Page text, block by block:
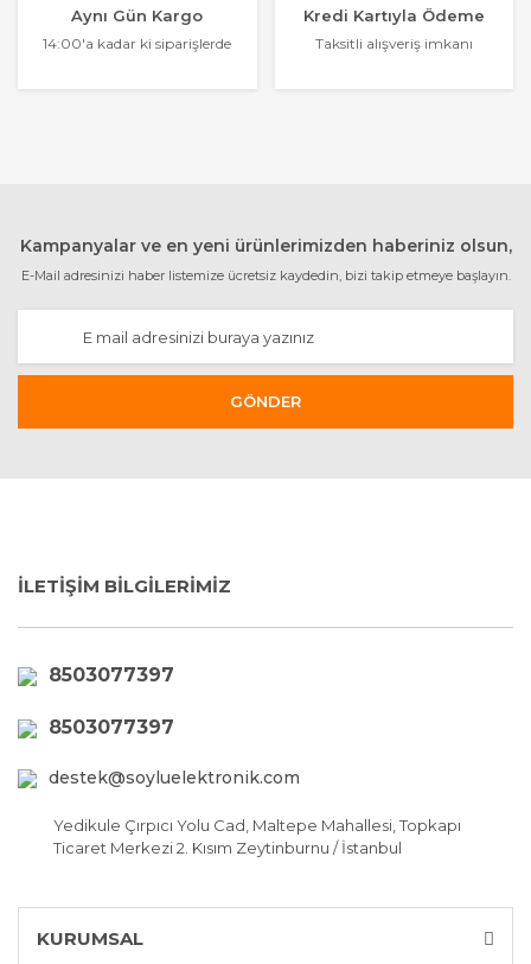
Aynı Gün Kargo
14:00'a kadar ki siparişlerde
Kredi Kartıyla Ödeme
Taksitli alışveriş imkanı
Kampanyalar ve en yeni ürünlerimizden haberiniz olsun,
E-Mail adresinizi haber listemize ücretsiz kaydedin, bizi takip etmeye başlayın.
GÖNDER
İLETİŞİM BİLGİLERİMİZ
8503077397
8503077397
destek@soyluelektronik.com
Yedikule Çırpıcı Yolu Cad, Maltepe Mahallesi, Topkapı
Ticaret Merkezi 2. Kısım Zeytinburnu / İstanbul
KURUMSAL